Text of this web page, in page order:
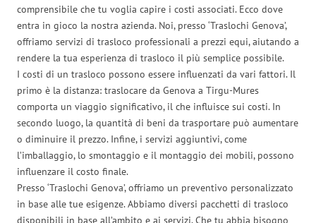
comprensibile che tu voglia capire i costi associati. Ecco dove
entra in gioco la nostra azienda. Noi, presso ‘Traslochi Genova’,
offriamo servizi di trasloco professionali a prezzi equi, aiutando a
rendere la tua esperienza di trasloco il più semplice possibile.
I costi di un trasloco possono essere influenzati da vari fattori. Il
primo è la distanza: traslocare da Genova a Tirgu-Mures
comporta un viaggio significativo, il che influisce sui costi. In
secondo luogo, la quantità di beni da trasportare può aumentare
o diminuire il prezzo. Infine, i servizi aggiuntivi, come
l’imballaggio, lo smontaggio e il montaggio dei mobili, possono
influenzare il costo finale.
Presso ‘Traslochi Genova’, offriamo un preventivo personalizzato
in base alle tue esigenze. Abbiamo diversi pacchetti di trasloco
disponibili in base all’ambito e ai servizi. Che tu abbia bisogno